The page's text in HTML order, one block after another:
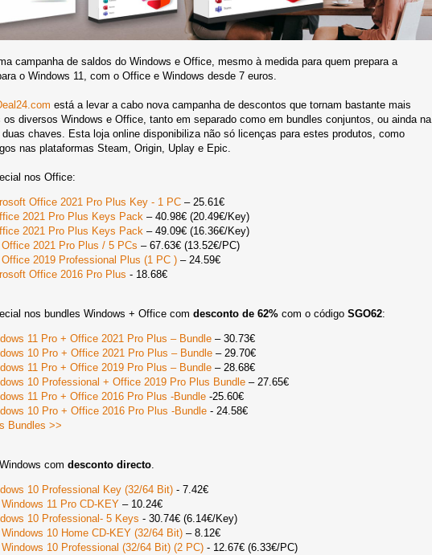
campanha de saldos do Windows e Office, mesmo à medida para quem prepara a
o Windows 11, com o Office e Windows desde 7 euros.
está a levar a cabo nova campanha de descontos que tornam bastante mais
diversos Windows e Office, tanto em separado como em bundles conjuntos, ou ainda na
duas chaves. Esta loja online disponibiliza não só licenças para estes produtos, como
nas plataformas Steam, Origin, Uplay e Epic.
nos Office:
Office 2021 Pro Plus Key - 1 PC – 25.61€
2021 Pro Plus Keys Pack – 40.98€ (20.49€/Key)
2021 Pro Plus Keys Pack – 49.09€ (16.36€/Key)
Office 2021 Pro Plus / 5 PCs – 67.63€ (13.52€/PC)
Office 2019 Professional Plus (1 PC ) – 24.59€
Office 2016 Pro Plus - 18.68€
nos bundles Windows + Office com desconto de 62% com o código SGO62:
11 Pro + Office 2021 Pro Plus – Bundle – 30.73€
10 Pro + Office 2021 Pro Plus – Bundle – 29.70€
11 Pro + Office 2019 Pro Plus – Bundle – 28.68€
10 Professional + Office 2019 Pro Plus Bundle – 27.65€
11 Pro + Office 2016 Pro Plus -Bundle -25.60€
10 Pro + Office 2016 Pro Plus -Bundle - 24.58€
Bundles >>
com desconto directo.
10 Professional Key (32/64 Bit) - 7.42€
Windows 11 Pro CD-KEY – 10.24€
10 Professional- 5 Keys - 30.74€ (6.14€/Key)
Windows 10 Home CD-KEY (32/64 Bit) – 8.12€
Windows 10 Professional (32/64 Bit) (2 PC) - 12.67€ (6.33€/PC)